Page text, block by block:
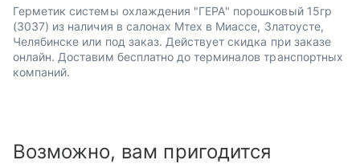
Герметик системы охлаждения "ГЕРА" порошковый 15гр
(3037) из наличия в салонах Мтех в Миассе, Златоусте,
Челябинске или под заказ. Действует скидка при заказе
онлайн. Доставим бесплатно до терминалов транспортных
компаний.
Возможно, вам пригодится